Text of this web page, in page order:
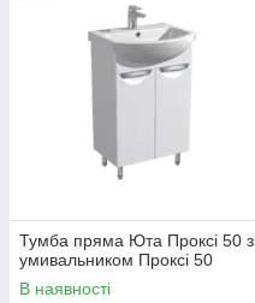
Тумба пряма Юта Проксі 50 з
умивальником Проксі 50
В наявності